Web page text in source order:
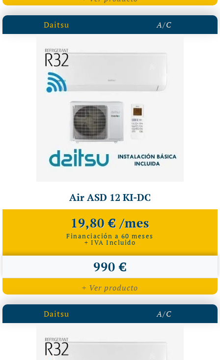
Daitsu A/C
Air ASD 12 KI-DC
19,80 € /mes
Financiación a 60 meses
+ IVA Incluido
990 €
+ Ver producto
Daitsu A/C